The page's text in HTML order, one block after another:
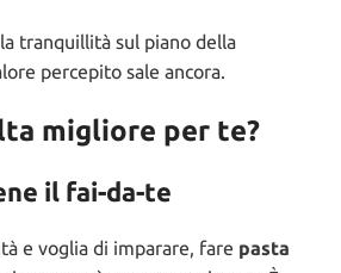
tranquillità sul piano della
percepito sale ancora.
migliore per te?
il fai-da-te
e voglia di imparare, fare pasta